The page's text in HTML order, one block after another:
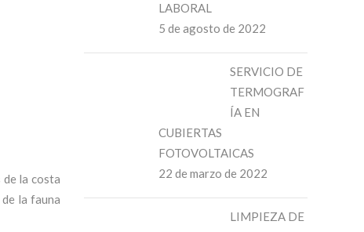
la costa
la fauna
LABORAL
5 de agosto de 2022
SERVICIO DE
TERMOGRAF
ÍA EN
CUBIERTAS
FOTOVOLTAICAS
22 de marzo de 2022
LIMPIEZA DE